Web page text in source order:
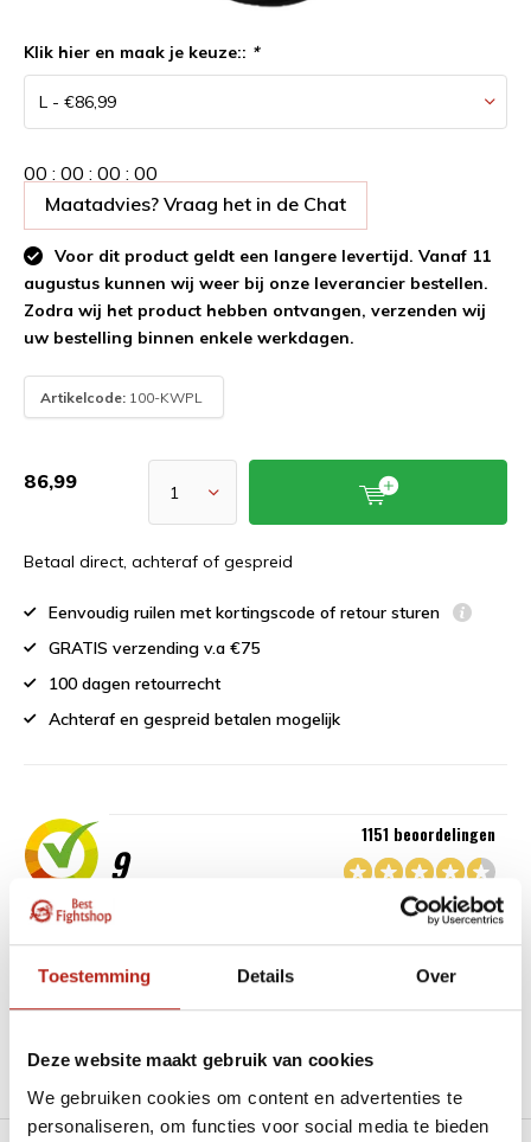
Toestemming Details Over
Deze website maakt gebruik van cookies
We gebruiken cookies om content en advertenties te
personaliseren, om functies voor social media te bieden
Klik hier en maak je keuze:: *
00 : 00 : 00 : 00
Maatadvies? Vraag het in de Chat
Voor dit product geldt een langere levertijd. Vanaf 11
augustus kunnen wij weer bij onze leverancier bestellen.
Zodra wij het product hebben ontvangen, verzenden wij
uw bestelling binnen enkele werkdagen.
Artikelcode: 100-KWPL
86,99
Betaal direct, achteraf of gespreid
Eenvoudig ruilen met kortingscode of retour sturen
GRATIS verzending v.a €75
100 dagen retourrecht
Achteraf en gespreid betalen mogelijk
9
1151 beoordelingen
“Goede service , zeer correcte afhandeling en kwaliteit
materiaal.”
Beschikbaar in de volgende varianten:
Productomschrijving